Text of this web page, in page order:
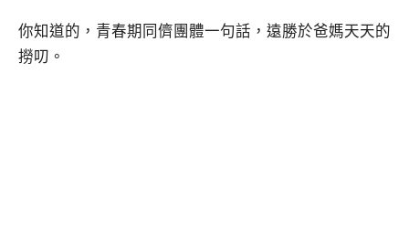
你知道的，青春期同儕團體一句話，遠勝於爸媽天天的
撈叨。